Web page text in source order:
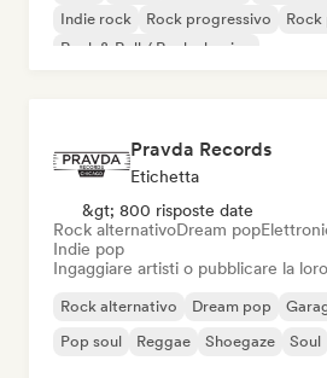
Indie rock
Rock progressivo
Rock
Rock & Roll / Rock classico
Pravda Records
Etichetta
&gt; 800 risposte date
Rock alternativoDream pop
Indie pop
Ingaggiare artisti o pubblicare la
Rock alternativo Dream pop
Pop soul
Reggae Shoegaze Soul